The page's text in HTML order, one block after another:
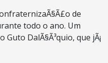
de
todo o ano. Um
DalÃ§Ã³quio, que jÃ¡